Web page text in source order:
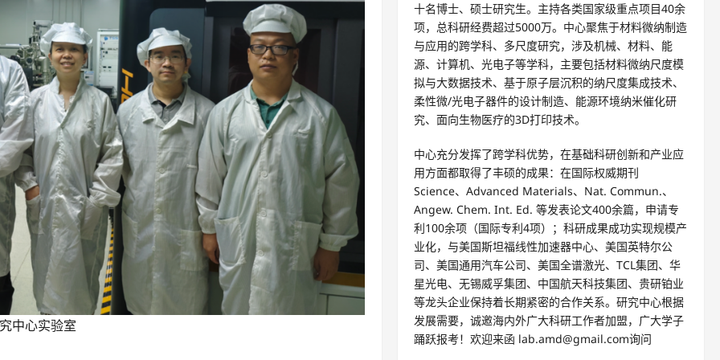
中心实验室
十名博士、硕士研究生。主持各类国家级重点项目40余
项，总科研经费超过5000万。中心聚焦于材料微纳制造
与应用的跨学科、多尺度研究，涉及机械、材料、能
源、计算机、光电子等学科，主要包括材料微纳尺度模
拟与大数据技术、基于原子层沉积的纳尺度集成技术、
柔性微/光电子器件的设计制造、能源环境纳米催化研
究、面向生物医疗的3D打印技术。
中心充分发挥了跨学科优势，在基础科研创新和产业应
用方面都取得了丰硕的成果：在国际权威期刊
Science、Advanced Materials、Nat. Commun.、
Angew. Chem. Int. Ed. 等发表论文400余篇，申请专
利100余项（国际专利4项）；科研成果成功实现规模产
业化，与美国斯坦福线性加速器中心、美国英特尔公
司、美国通用汽车公司、美国全谱激光、TCL集团、华
星光电、无锡威孚集团、中国航天科技集团、贵研铂业
等龙头企业保持着长期紧密的合作关系。研究中心根据
发展需要，诚邀海内外广大科研工作者加盟，广大学子
踊跃报考！欢迎来函 lab.amd@gmail.com询问